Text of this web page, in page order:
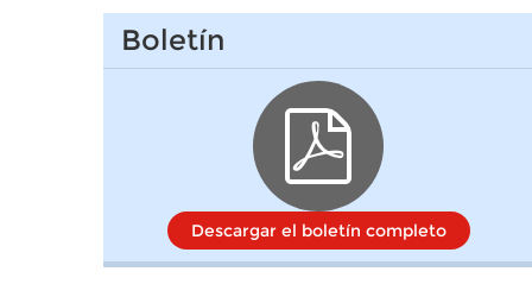
Boletín
Descargar el boletín completo